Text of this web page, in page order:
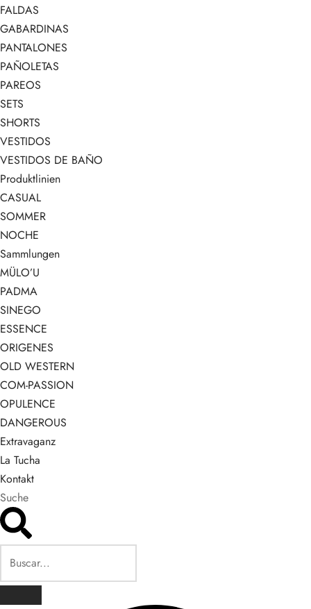
FALDAS
GABARDINAS
PANTALONES
PAÑOLETAS
PAREOS
SETS
SHORTS
VESTIDOS
VESTIDOS DE BAÑO
Produktlinien
CASUAL
SOMMER
NOCHE
Sammlungen
MÜLO’U
PADMA
SINEGO
ESSENCE
ORIGENES
OLD WESTERN
COM-PASSION
OPULENCE
DANGEROUS
Extravaganz
La Tucha
Kontakt
Suche